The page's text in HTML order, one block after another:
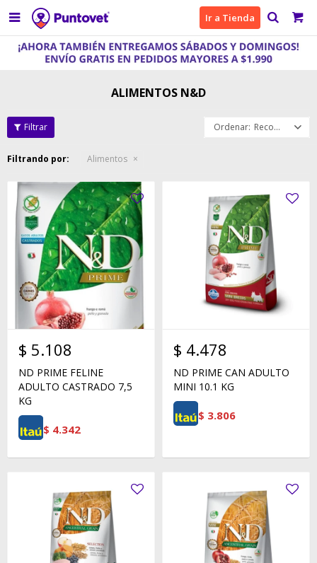
 Ir a Tienda
ALIMENTOS N&D
Recomendados
Filtrando por: Alimentos
$ 5.108
ND PRIME FELINE
ADULTO CASTRADO 7,5
KG
$ 4.342
$ 4.478
ND PRIME CAN ADULTO
MINI 10.1 KG
$ 3.806